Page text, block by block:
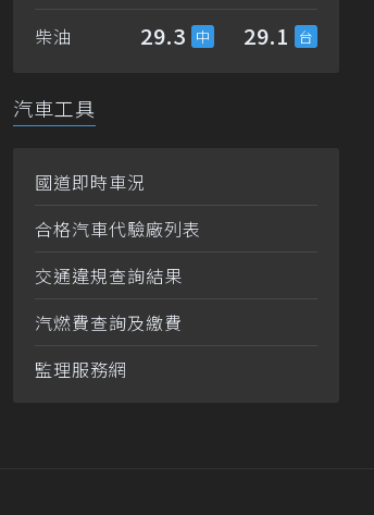
柴油 29.3 29.1
汽車工具
國道即時車況
合格汽車代驗廠列表
交通違規查詢結果
汽燃費查詢及繳費
監理服務網